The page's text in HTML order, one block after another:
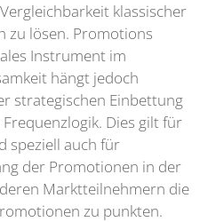
klassischer
zu lösen. Promotions
Instrument im
hängt jedoch
strategischen Einbettung
Dies gilt für
speziell auch für
der Promotionen in der
Marktteilnehmern die
zu punkten.